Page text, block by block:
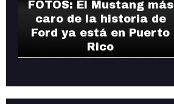
FOTOS: El Mustang más
caro de la historia de
Ford ya está en Puerto
Rico